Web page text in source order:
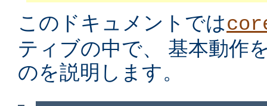
このドキュメントでは
ティブの中で、 基本動作
のを説明します。